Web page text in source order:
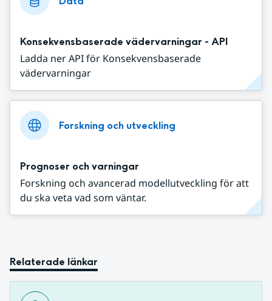
Konsekvensbaserade vädervarningar - API
Ladda ner API för Konsekvensbaserade
vädervarningar
Forskning och utveckling
Prognoser och varningar
Forskning och avancerad modellutveckling för att
du ska veta vad som väntar.
Relaterade länkar